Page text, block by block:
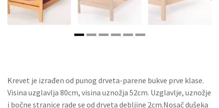
Krevet je izrađen od punog drveta-parene bukve prve klase.
Visina uzglavlja 80cm, visina uznožja 52cm. Uzglavlje, uznožje
i bočne stranice rade se od drveta debljine 2cm.Nosač dušeka